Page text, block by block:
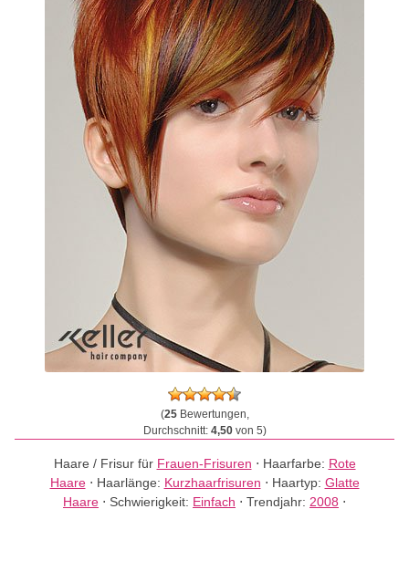
(25Bewertungen,
Durchschnitt: 4,50von 5)
Haare / Frisur für Frauen-Frisuren ⋅ Haarfarbe: Rote
Haare⋅ Haarlänge: Kurzhaarfrisuren ⋅ Haartyp: Glatte
Haare ⋅ Schwierigkeit: Einfach ⋅ Trendjahr: 2008 ⋅